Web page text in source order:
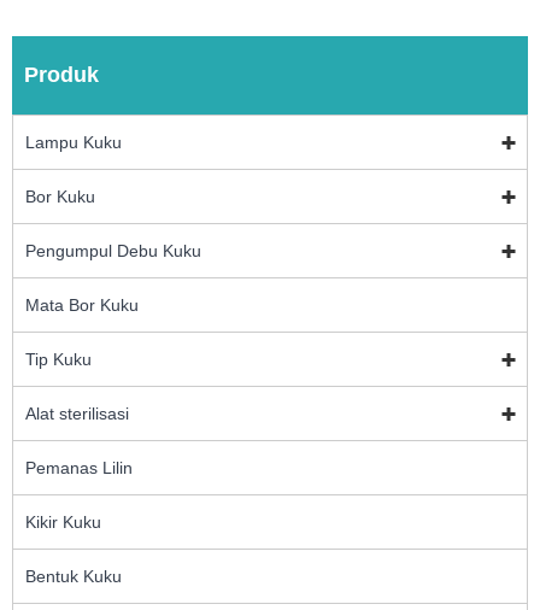
Produk
Lampu Kuku
Bor Kuku
Pengumpul Debu Kuku
Mata Bor Kuku
Tip Kuku
Alat sterilisasi
Pemanas Lilin
Kikir Kuku
Bentuk Kuku